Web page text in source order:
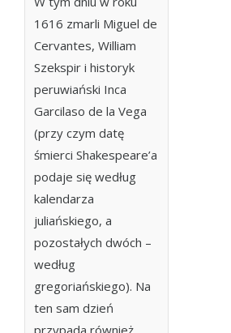
1616 zmarli Miguel de
Cervantes, William
Szekspir i historyk
peruwiański Inca
Garcilaso de la Vega
(przy czym datę
śmierci Shakespeare’a
podaje się według
kalendarza
juliańskiego, a
pozostałych dwóch –
według
gregoriańskiego). Na
ten sam dzień
przypada również